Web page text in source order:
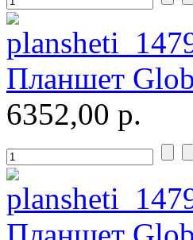
Modecom
Motorola(2)
Msi
Mytab(1)
Nec
Nexus
Планшет
6352,00 р.